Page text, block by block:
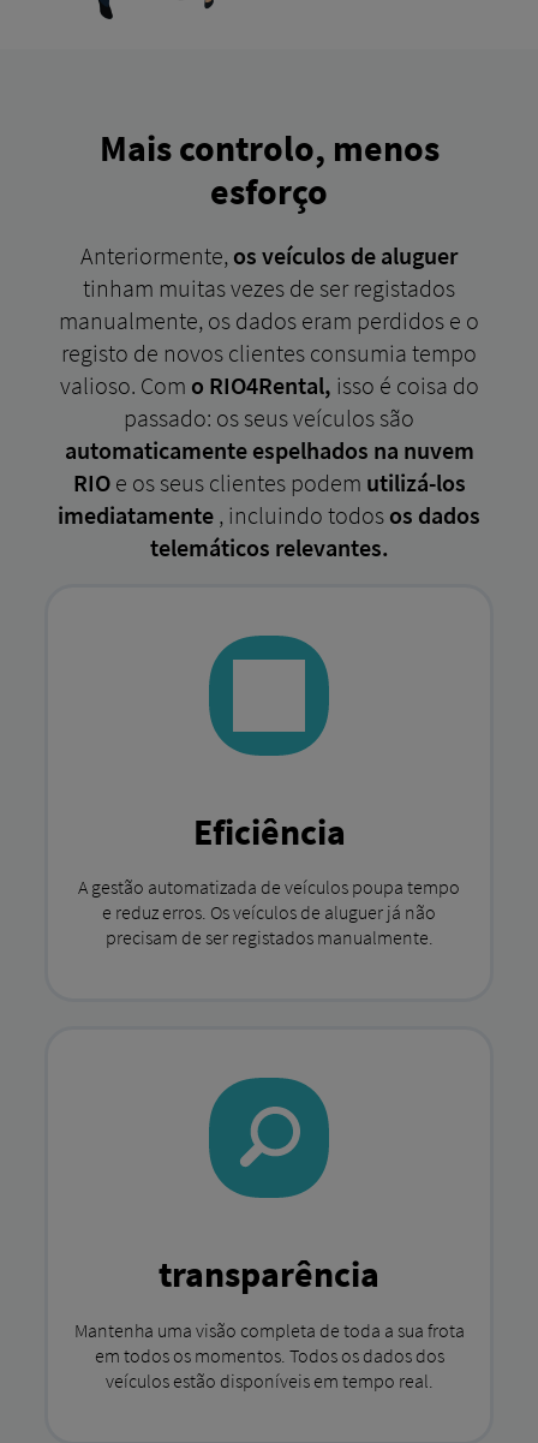
Mais controlo, menos
esforço
Anteriormente, os veículos de aluguer
tinham muitas vezes de ser registados
manualmente, os dados eram perdidos e o
registo de novos clientes consumia tempo
valioso. Com o RIO4Rental, isso é coisa do
passado: os seus veículos são
automaticamente espelhados na nuvem
RIOe os seus clientes podem utilizá-los
imediatamente , incluindo todos os dados
telemáticos relevantes.
Eficiência
A gestão automatizada de veículos poupa tempo
e reduz erros. Os veículos de aluguer já não
precisam de ser registados manualmente.
transparência
Mantenha uma visão completa de toda a sua frota
em todos os momentos. Todos os dados dos
veículos estão disponíveis em tempo real.